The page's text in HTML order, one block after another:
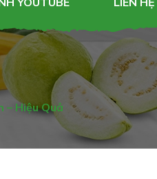
– Hiệu Quả